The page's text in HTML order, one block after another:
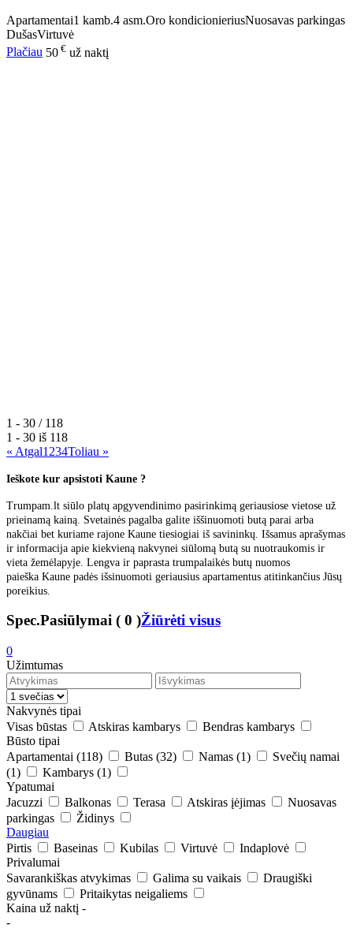
Apartamentai1 kamb.4 asm.Oro kondicionieriusNuosavas parkingas
DušasVirtuvė
Plačiau 50 € už naktį
1 - 30 / 118
1 - 30 iš 118
« Atgal1 234Toliau »
Ieškote kur apsistoti Kaune ?
Trumpam.lt siūlo platų apgyvendinimo pasirinkimą geriausiose vietose už
prieinamą kainą. Svetainės pagalba galite iššinuomoti butą parai arba
nakčiai bet kuriame rajone Kaune tiesiogiai iš savininkų. Išsamus aprašymas
ir informacija apie kiekvieną nakvynei siūlomą butą su nuotraukomis ir
vieta žemėlapyje. Lengva ir paprasta trumpalaikės butų nuomos
paieška Kaune padės išsinuomoti geriausius apartamentus atitinkančius Jūsų
poreikius.
Spec.Pasiūlymai ( 0 )Žiūrėti visus
0
Užimtumas
Nakvynės tipai
Visas būstas
Atskiras kambarys
Bendras kambarys
Būsto tipai
Apartamentai (118) Butas (32) Namas (1)
Svečių namai
(1)
Kambarys (1)
Ypatumai
Jacuzzi
Balkonas Terasa Atskiras įėjimas
Nuosavas
parkingas
Židinys
Daugiau
Pirtis
Baseinas Kubilas Virtuvė
Indaplovė
Privalumai
Savarankiškas atvykimas
Galima su vaikais
Draugiški
gyvūnams
Pritaikytas neigaliems
Kaina už naktį -
-